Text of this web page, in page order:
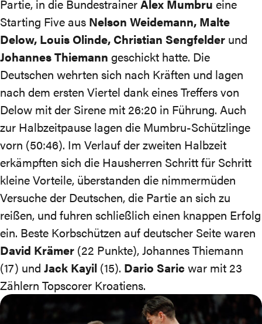
Partie, in die BundestrainerAlex Mumbru eine
Starting Five aus Nelson Weidemann, Malte
Delow, Louis Olinde, Christian Sengfelder und
Johannes Thiemann geschickt hatte. Die
Deutschen wehrten sich nach Kräften und lagen
nach dem ersten Viertel dank eines Treffers von
Delow mit der Sirene mit 26:20 in Führung. Auch
zur Halbzeitpause lagen die Mumbru-Schützlinge
vorn (50:46). Im Verlauf der zweiten Halbzeit
erkämpften sich die Hausherren Schritt für Schritt
kleine Vorteile, überstanden die nimmermüden
Versuche der Deutschen, die Partie an sich zu
reißen, und fuhren schließlich einen knappen Erfolg
ein. Beste Korbschützen auf deutscher Seite waren
David Krämer (22 Punkte), Johannes Thiemann
(17) und Jack Kayil (15). Dario Saric war mit 23
Zählern Topscorer Kroatiens.